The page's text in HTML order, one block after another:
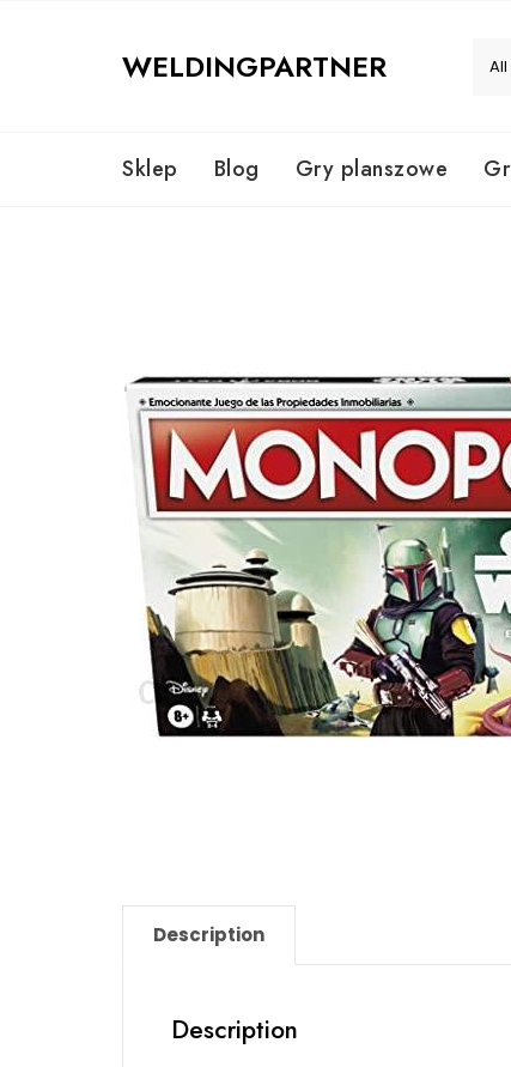
WELDINGPARTNER
Sklep Blog Gry planszowe
Description
Description